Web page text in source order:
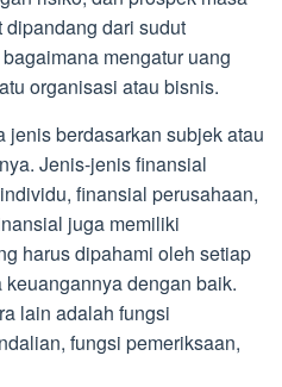
dari sudut
mengatur uang
organisasi atau bisnis.
berdasarkan subjek atau
Jenis-jenis finansial
finansial perusahaan,
juga memiliki
harus dipahami oleh setiap
dengan baik.
lain adalah fungsi
fungsi pemeriksaan,